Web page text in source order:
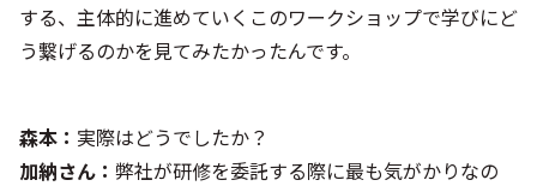
する、主体的に進めていくこのワークショップで学びにど
う繋げるのかを見てみたかったんです。
森本： 実際はどうでしたか？
加納さん： 弊社が研修を委託する際に最も気がかりなの